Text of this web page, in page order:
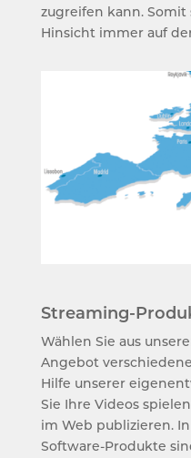
zugreifen kann.
Hinsicht immer auf
Streaming-
Wählen Sie aus
Angebot
Hilfe unserer
Sie Ihre Videos
im Web publizieren.
Software-Produkte